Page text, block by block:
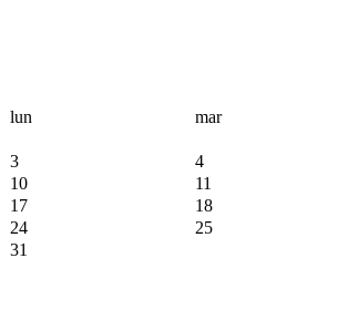
lun
mar
3
4
10
11
17
18
24
25
31